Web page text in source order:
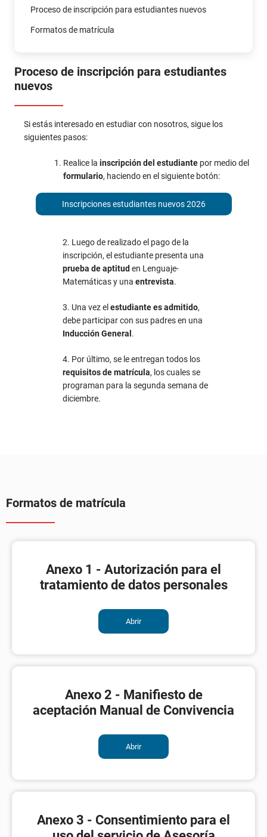
Proceso de inscripción para estudiantes nuevos
Formatos de matrícula
Proceso de inscripción para estudiantes
nuevos
Si estás interesado en estudiar con nosotros, sigue los
siguientes pasos:
Realice la inscripción del estudiante por medio del
formulario, haciendo en el siguiente botón:
Inscripciones estudiantes nuevos 2026
2. Luego de realizado el pago de la
inscripción, el estudiante presenta una
prueba de aptitud en Lenguaje-
Matemáticas y una entrevista.
3. Una vez el estudiante es admitido,
debe participar con sus padres en una
Inducción General .
4. Por último, se le entregan todos los
requisitos de matrícula, los cuales se
programan para la segunda semana de
diciembre.
Formatos de matrícula
Anexo 1 - Autorización para el
tratamiento de datos personales
Abrir
Anexo 2 - Manifiesto de
aceptación Manual de Convivencia
Abrir
Anexo 3 - Consentimiento para el